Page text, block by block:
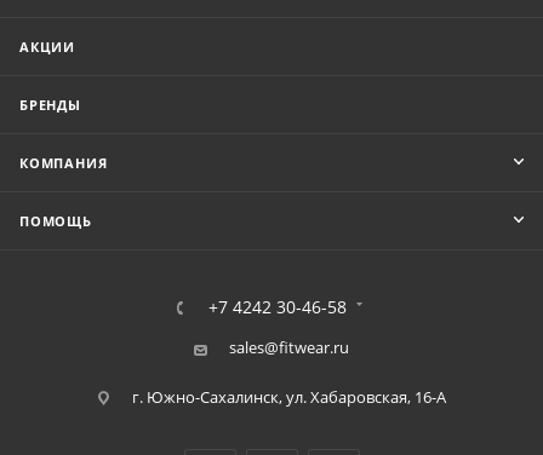
АКЦИИ
БРЕНДЫ
КОМПАНИЯ
ПОМОЩЬ
+7 4242 30-46-58
sales@fitwear.ru
г. Южно-Сахалинск, ул. Хабаровская, 16-А